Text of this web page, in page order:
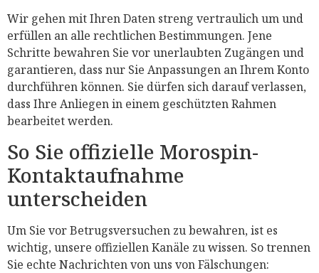
Wir gehen mit Ihren Daten streng vertraulich um und
erfüllen an alle rechtlichen Bestimmungen. Jene
Schritte bewahren Sie vor unerlaubten Zugängen und
garantieren, dass nur Sie Anpassungen an Ihrem Konto
durchführen können. Sie dürfen sich darauf verlassen,
dass Ihre Anliegen in einem geschützten Rahmen
bearbeitet werden.
So Sie offizielle Morospin-
Kontaktaufnahme
unterscheiden
Um Sie vor Betrugsversuchen zu bewahren, ist es
wichtig, unsere offiziellen Kanäle zu wissen. So trennen
Sie echte Nachrichten von uns von Fälschungen: